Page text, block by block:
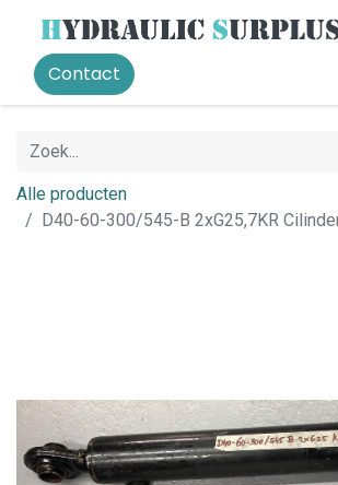
Contact
Alle producten
D40-60-300/545-B 2xG25,7KR